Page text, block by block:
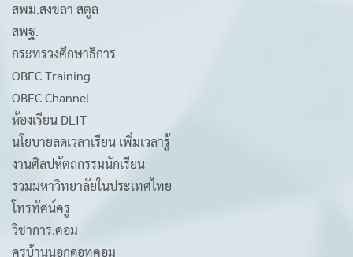
สพม.สงขลา สตูล
สพฐ.
กระทรวงศึกษาธิการ
OBEC Training
OBEC Channel
ห้องเรียน DLIT
นโยบายลดเวลาเรียน เพิ่มเวลารู้
งานศิลปหัตถกรรมนักเรียน
รวมมหาวิทยาลัยในประเทศไทย
โทรทัศน์ครู
วิชาการ.คอม
ครูบ้านนอกดอทคอม